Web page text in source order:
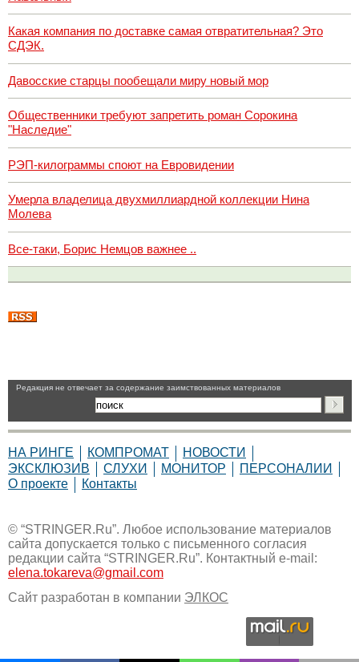
Какая компания по доставке самая отвратительная? Это
СДЭК.
Давосские старцы пообещали миру новый мор
Общественники требуют запретить роман Сорокина
"Наследие"
РЭП-килограммы споют на Евровидении
Умерла владелица двухмиллиардной коллекции Нина
Молева
Все-таки, Борис Немцов важнее ..
Pедакция не отвечает за содержание заимствованных материалов
НА РИНГЕ КОМПРОМАТ
НОВОСТИ
ЭКСКЛЮЗИВ
СЛУХИ МОНИТОР
ПЕРСОНАЛИИ
О проекте
Контакты
© “STRINGER.Ru”. Любое использование материалов
сайта допускается только с письменного согласия
редакции сайта “STRINGER.Ru”. Контактный e-mail:
elena.tokareva@gmail.com
Сайт разработан в компании ЭЛКОС